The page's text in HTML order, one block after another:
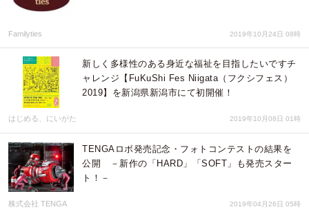
Familyties 2019年10月24日 08時
新しく多様性のある身近な福祉を目指したいですチ
ャレンジ【FuKuShi Fes Niigata（フクシフェス）
2019】を新潟県新潟市にて初開催！
はじめる、にいがた 2019年10月08日 01時
TENGAロボ発売記念・フォトコンテストの結果を
公開 －新作の「HARD」「SOFT」も発売スター
ト！－
株式会社 TENGA 2019年04月26日 05時